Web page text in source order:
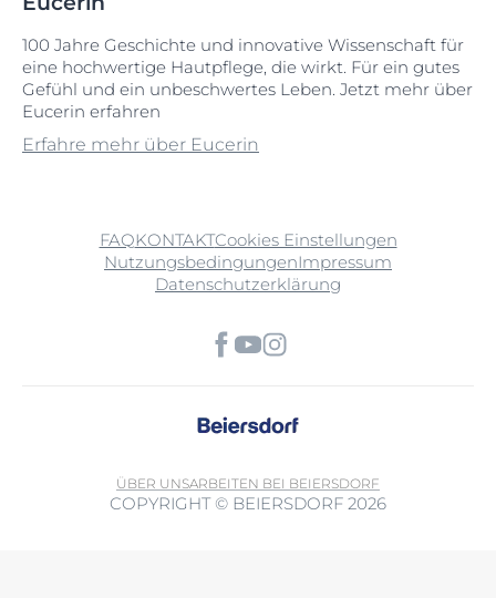
100 Jahre Geschichte und innovative Wissenschaft für
eine hochwertige Hautpflege, die wirkt. Für ein gutes
Gefühl und ein unbeschwertes Leben. Jetzt mehr über
Eucerin erfahren
Erfahre mehr über Eucerin
FAQKONTAKTCookies Einstellungen
NutzungsbedingungenImpressum
Datenschutzerklärung
ÜBER UNSARBEITEN BEI BEIERSDORF
COPYRIGHT © BEIERSDORF 2026